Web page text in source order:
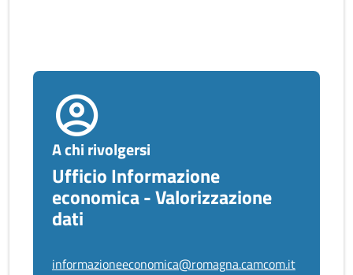
A chi rivolgersi
Ufficio Informazione
economica - Valorizzazione
dati
informazioneeconomica@romagna.camcom.it